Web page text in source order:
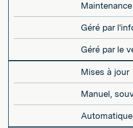
Maintenance
Géré par
Géré par le
Mises à jour
Manuel,